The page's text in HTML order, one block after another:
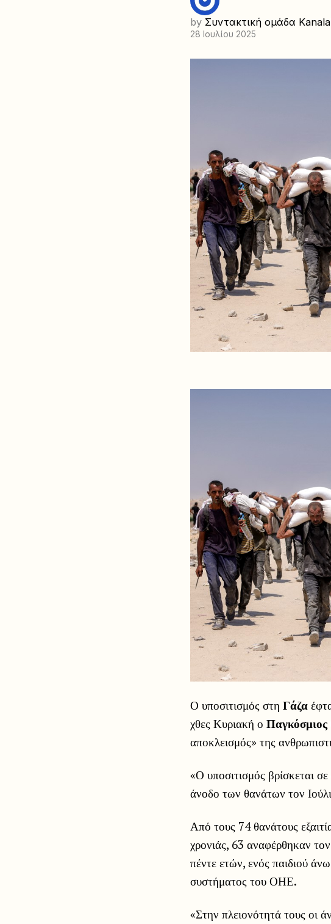
by Συντακτική ομάδα
28 Ιουλίου 2025
Ο υποσιτισμός στη Γάζα
χθες Κυριακή ο
αποκλεισμός» της
«Ο υποσιτισμός βρίσκεται
άνοδο των θανάτων τον
Από τους 74 θανάτους
χρονιάς, 63 αναφέρθηκαν
πέντε ετών, ενός παιδιού
συστήματος του ΟΗΕ.
«Στην πλειονότητά τους οι